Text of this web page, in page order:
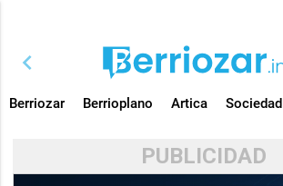
chevron_left
Berriozar Berrioplano Artica Sociedad
PUBLICIDAD